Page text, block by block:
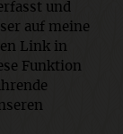
und
auf meine
Link in
Funktion